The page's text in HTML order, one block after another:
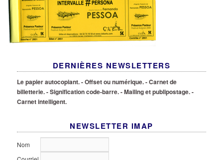
DERNIÈRES NEWSLETTERS
Le papier autocopiant.- Offset ou numérique.- Carnet de
billetterie.- Signification code-barre.- Mailing et publipostage.-
Carnet intelligent.
NEWSLETTER IMAP
Nom